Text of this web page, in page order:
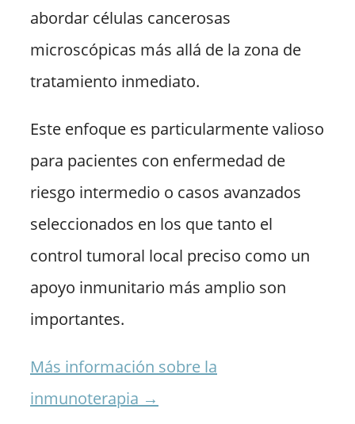
abordar células cancerosas
microscópicas más allá de la zona de
tratamiento inmediato.
Este enfoque es particularmente valioso
para pacientes con enfermedad de
riesgo intermedio o casos avanzados
seleccionados en los que tanto el
control tumoral local preciso como un
apoyo inmunitario más amplio son
importantes.
Más información sobre la
inmunoterapia →